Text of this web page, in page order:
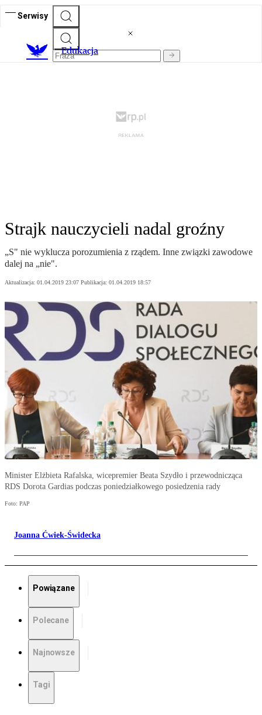
Serwisy
Edukacja
Strajk nauczycieli nadal groźny
„S" nie wyklucza porozumienia z rządem. Inne związki zawodowe
dalej na „nie".
Aktualizacja: 01.04.2019 23:07 Publikacja: 01.04.2019 18:57
Minister Elżbieta Rafalska, wicepremier Beata Szydło i przewodnicząca
RDS Dorota Gardias podczas poniedziałkowego posiedzenia rady
Foto: PAP
Joanna Ćwiek-Świdecka
Powiązane
Polecane
Najnowsze
Tagi